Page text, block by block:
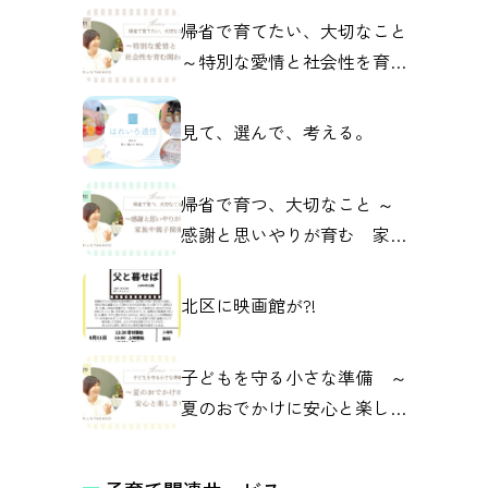
帰省で育てたい、大切なこと
～特別な愛情と社会性を育む
見て、選んで、考える。
帰省で育つ、大切なこと ～
感謝と思いやりが育む 家族
北区に映画館が?!
子どもを守る小さな準備 ～
夏のおでかけに安心と楽しさ